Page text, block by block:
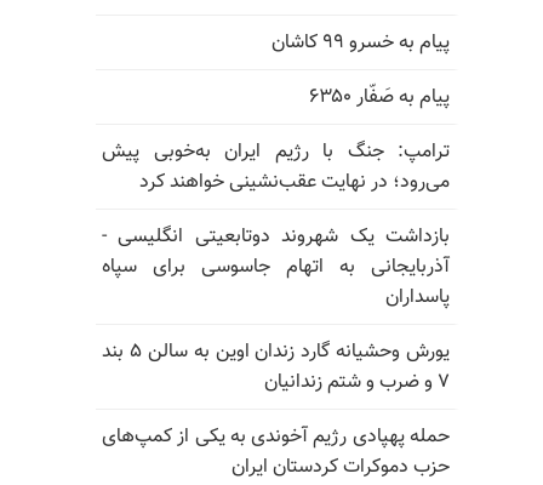
پیام به خسرو ۹۹ کاشان
پیام به صَفّار ۶۳۵۰
ترامپ: جنگ با رژیم ایران به‌خوبی پیش
می‌رود؛ در نهایت عقب‌نشینی خواهند کرد
بازداشت یک شهروند دوتابعیتی انگلیسی -
آذربایجانی به اتهام جاسوسی برای سپاه
پاسداران
یورش وحشیانه گارد زندان اوین به سالن ۵ بند
۷ و ضرب و شتم زندانیان
حمله پهپادی رژیم آخوندی به یکی از کمپ‌های
حزب دموکرات کردستان ایران